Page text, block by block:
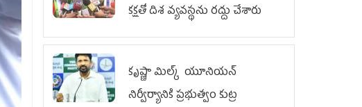
కక్షతో దిశ వ్య‌వ‌స్థ‌ను రద్దు చేశారు
కృష్ణా మిల్క్‌ యూనియన్‌
నిర్వీర్యానికి ప్రభుత్వం కుట్ర